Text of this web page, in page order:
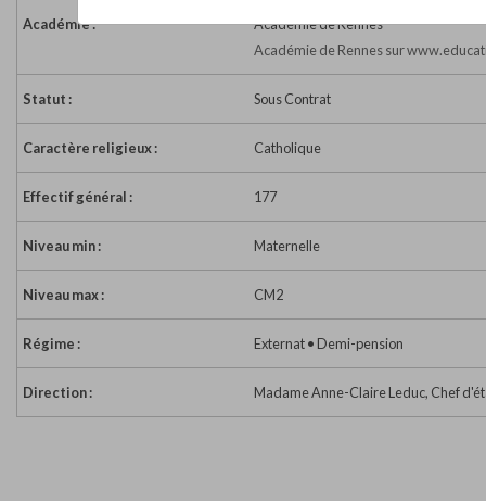
Académie :
Académie de Rennes
Académie de Rennes sur
Statut : Sous Contrat
Caractère religieux : Catholique
Effectif général : 177
Niveau min : Maternelle
Niveau max : CM2
Régime : Externat • Demi-pension
Direction : Madame Anne-Claire Leduc, Chef